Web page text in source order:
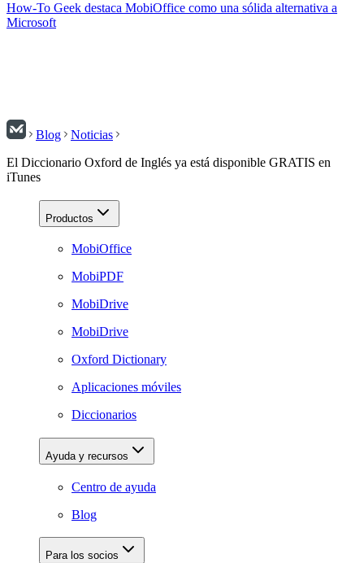
How-To Geek destaca MobiOffice como una sólida alternativa a
Microsoft
Blog
Noticias
El Diccionario Oxford de Inglés ya está disponible GRATIS en
iTunes
Productos
MobiOffice
MobiPDF
MobiDrive
MobiDrive
Oxford Dictionary
Aplicaciones móviles
Diccionarios
Ayuda y recursos
Centro de ayuda
Blog
Para los socios